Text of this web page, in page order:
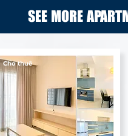
SEE MORE
Cho thuê